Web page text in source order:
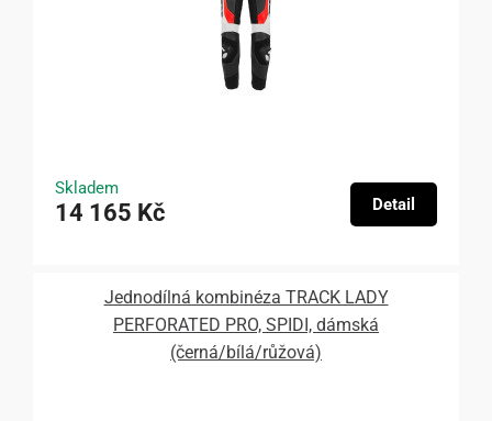
Skladem
14 165 Kč Detail
Jednodílná kombinéza TRACK LADY
PERFORATED PRO, SPIDI, dámská
(černá/bílá/růžová)